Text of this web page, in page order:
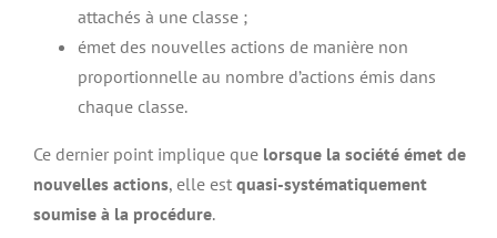
attachés à une classe ;
émet des nouvelles actions de manière non
proportionnelle au nombre d’actions émis dans
chaque classe.
Ce dernier point implique que lorsque la société émet de
nouvelles actions, elle est quasi-systématiquement
soumise à la procédure.